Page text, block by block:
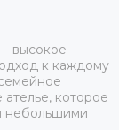
высокое
к каждому
которое
небольшими